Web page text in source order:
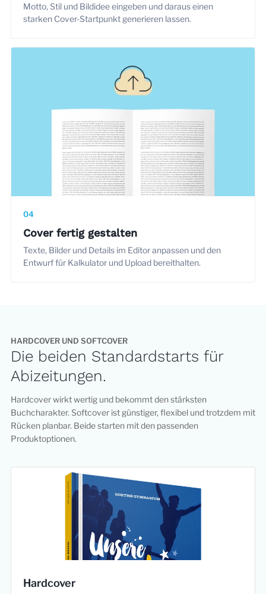
Motto, Stil und Bildidee eingeben und daraus einen
starken Cover-Startpunkt generieren lassen.
04
Cover fertig gestalten
Texte, Bilder und Details im Editor anpassen und den
Entwurf für Kalkulator und Upload bereithalten.
HARDCOVER UND SOFTCOVER
Die beiden Standardstarts für
Abizeitungen.
Hardcover wirkt wertig und bekommt den stärksten
Buchcharakter. Softcover ist günstiger, flexibel und trotzdem mit
Rücken planbar. Beide starten mit den passenden
Produktoptionen.
Hardcover